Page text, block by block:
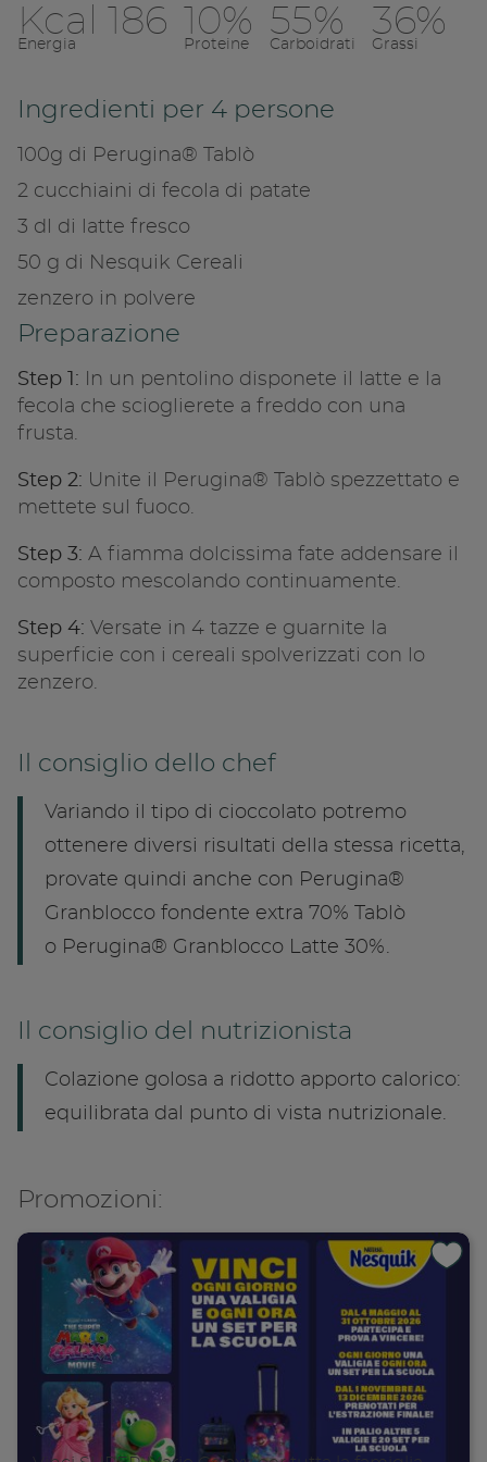
Kcal 186
Energia
10%
Proteine
55%
Carboidrati
36%
Grassi
Ingredienti per 4 persone
100g di Perugina® Tablò
2 cucchiaini di fecola di patate
3 dl di latte fresco
50 g di Nesquik Cereali
zenzero in polvere
Preparazione
Step 1: In un pentolino disponete il latte e la
fecola che scioglierete a freddo con una
frusta.
Step 2: Unite il Perugina® Tablò spezzettato e
mettete sul fuoco.
Step 3: A fiamma dolcissima fate addensare il
composto mescolando continuamente.
Step 4: Versate in 4 tazze e guarnite la
superficie con i cereali spolverizzati con lo
zenzero.
Il consiglio dello chef
Variando il tipo di cioccolato potremo
ottenere diversi risultati della stessa ricetta,
provate quindi anche con Perugina®
Granblocco fondente extra 70% Tablò
o Perugina® Granblocco Latte 30%.
Il consiglio del nutrizionista
Colazione golosa a ridotto apporto calorico:
equilibrata dal punto di vista nutrizionale.
facebook
su
link
Condividi su
Copia link
Promozioni: